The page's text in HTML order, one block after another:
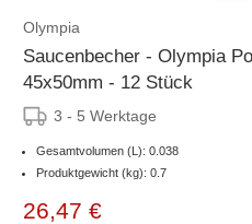
Olympia
Saucenbecher - Olympia
45x50mm - 12 Stück
3 - 5 Werktage
Gesamtvolumen (L): 0.038
Produktgewicht (kg): 0.7
26,47 €